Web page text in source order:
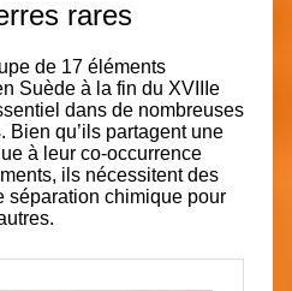
rares
de 17 éléments
Suède à la fin du XVIIIe
dans de nombreuses
Bien qu’ils partagent une
à leur co-occurrence
ils nécessitent des
séparation chimique pour